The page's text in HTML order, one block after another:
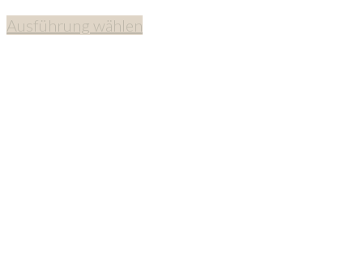
Ausführung wählen